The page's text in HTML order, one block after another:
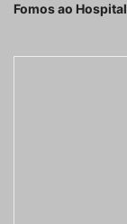
Fomos ao Hospital